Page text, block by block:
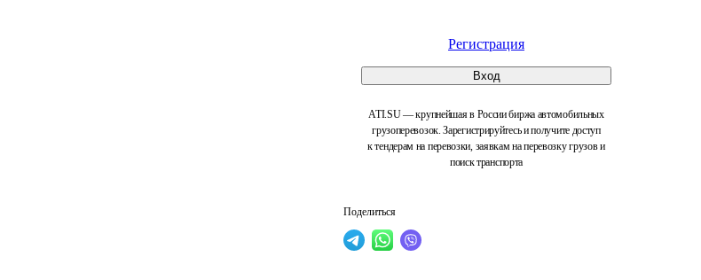
Регистрация
Вход
ATI.SU — крупнейшая в России биржа автомобильных
грузоперевозок. Зарегистрируйтесь и получите доступ
к тендерам на перевозки, заявкам на перевозку грузов и
поиск транспорта
Поделиться